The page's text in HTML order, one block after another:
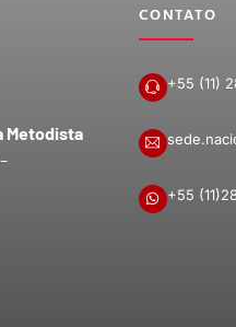
Metodista
CONTATO
+55 (11)
+55